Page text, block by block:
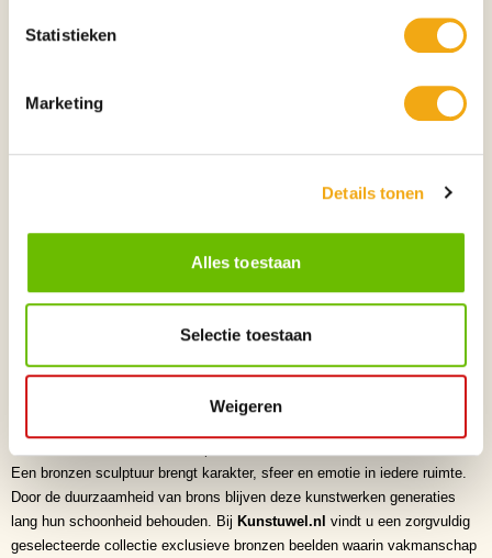
Statistieken
Marketing
Details tonen
Alles toestaan
Selectie toestaan
Weigeren
• Geborgenheid
De combinatie van mens en kat staat symbool voor vertrouwen,
ontspanning en het koesteren van de kleine geluksmomenten die het
Perfect voor
• Kantoor
• Kunstverzamelaars
Kunststijl
Figuratieve beeldhouwkunst • Moderne sculptuur • Hedendaagse bronzen
Een bronzen sculptuur brengt karakter, sfeer en emotie in iedere ruimte.
Door de duurzaamheid van brons blijven deze kunstwerken generaties
lang hun schoonheid behouden. Bij Kunstuwel.nl vindt u een zorgvuldig
geselecteerde collectie exclusieve bronzen beelden waarin vakmanschap